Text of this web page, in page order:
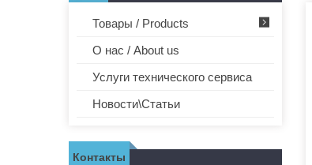
Товары / Products
О нас / About us
Услуги технического сервиса
Новости\Статьи
Контакты